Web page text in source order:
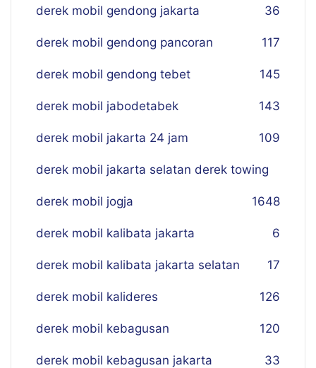
derek mobil gendong jakarta 36
derek mobil gendong pancoran 117
derek mobil gendong tebet 145
derek mobil jabodetabek 143
derek mobil jakarta 24 jam 109
derek mobil jakarta selatan derek towing
48
derek mobil jogja 16
derek mobil kalibata jakarta 6
derek mobil kalibata jakarta selatan 17
derek mobil kalideres 126
derek mobil kebagusan 120
derek mobil kebagusan jakarta 33